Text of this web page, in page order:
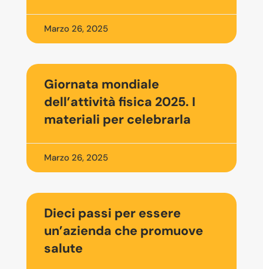
Marzo 26, 2025
Giornata mondiale
dell’attività fisica 2025. I
materiali per celebrarla
Marzo 26, 2025
Dieci passi per essere
un’azienda che promuove
salute